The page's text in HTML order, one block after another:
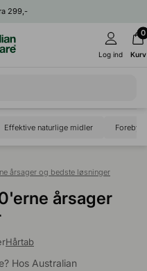
299,-
Log ind
0
Kurv
Effektive naturlige midler
årsager og bedste løsninger
årsager
Hårtab
Hos Australian